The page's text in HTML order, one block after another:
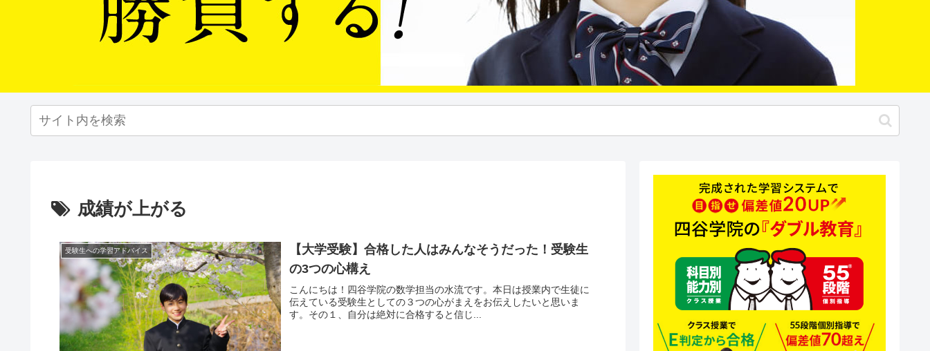
成績が上がる
受験生への学習アドバイス
【大学受験】合格した人はみんなそうだった！受験生
の3つの心構え
こんにちは！四谷学院の数学担当の水流です。本日は授業内で生徒に
伝えている受験生としての３つの心がまえをお伝えしたいと思いま
す。その１、自分は絶対に合格すると信じ...